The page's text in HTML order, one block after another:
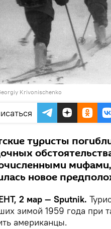
Krivonischenko
туристы
новое
2 мар — Sputnik.
зимой 1959 года при
американцы.